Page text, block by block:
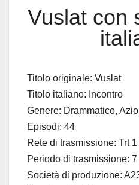
Vuslat con
Titolo originale: Vuslat
Titolo italiano: Incontro
Genere: Drammatico,
Episodi: 44
Rete di trasmissione: Trt 1
Periodo di trasmissione:
Società di produzione: